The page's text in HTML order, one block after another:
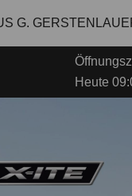
G.
Heute